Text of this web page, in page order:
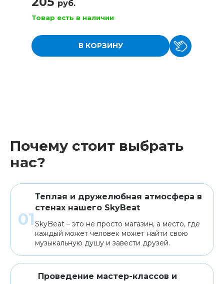
руб.
Товар есть в наличии
В КОРЗИНУ
Почему стоит выбрать
нас?
Теплая и дружелюбная атмосфера в
стенах нашего SkyBeat
SkyBeat – это не просто магазин, а место, где
каждый может человек может найти свою
музыкальную душу и завести друзей.
Проведение мастер-классов и